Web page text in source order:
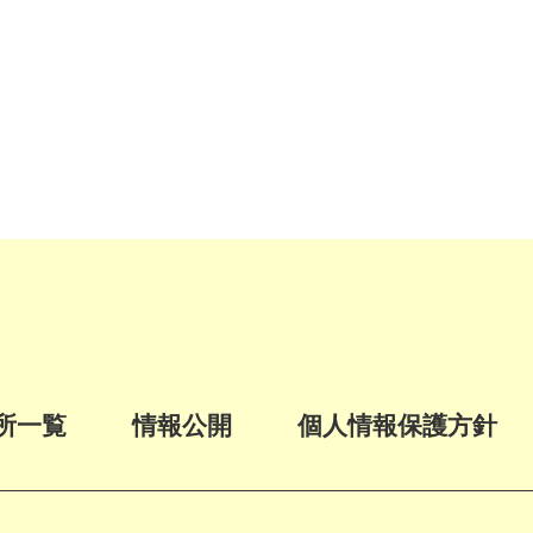
一覧 情報公開 個人情報保護方針